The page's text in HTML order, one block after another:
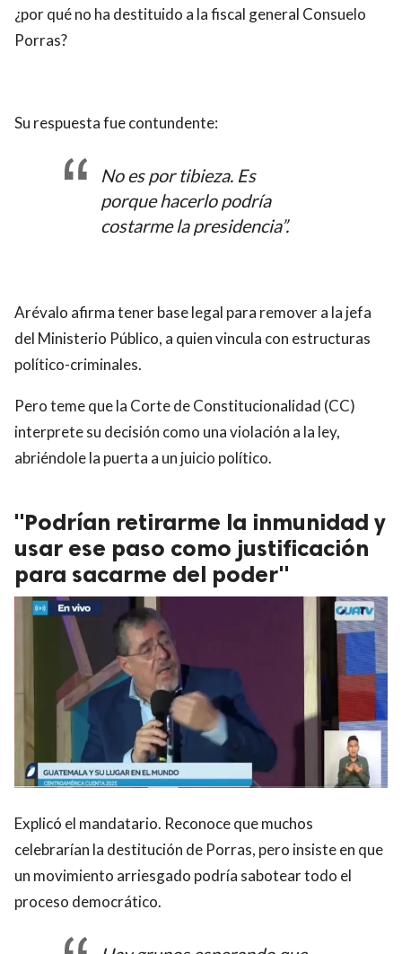
¿por qué no ha destituido a la fiscal general Consuelo
Porras?
Su respuesta fue contundente:
No es por tibieza. Es
porque hacerlo podría
costarme la presidencia”.
Arévalo afirma tener base legal para remover a la jefa
del Ministerio Público, a quien vincula con estructuras
político-criminales.
Pero teme que la Corte de Constitucionalidad (CC)
interprete su decisión como una violación a la ley,
abriéndole la puerta a un juicio político.
"Podrían retirarme la inmunidad y
usar ese paso como justificación
para sacarme del poder"
Explicó el mandatario. Reconoce que muchos
celebrarían la destitución de Porras, pero insiste en que
un movimiento arriesgado podría sabotear todo el
proceso democrático.